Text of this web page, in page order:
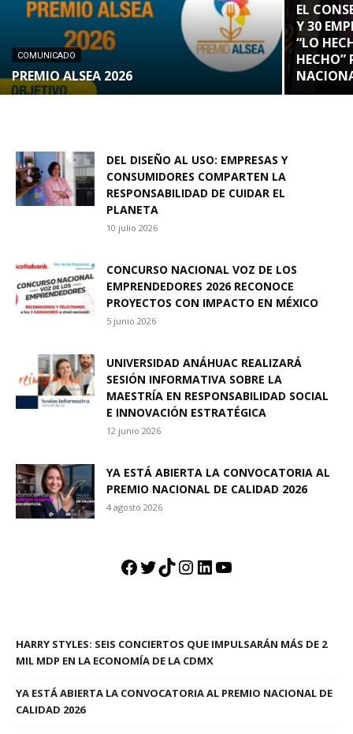
COMUNICADO
PREMIO ALSEA 2026
EL
Y 30
“LO
HECHO”
DEL DISEÑO AL USO: EMPRESAS Y
CONSUMIDORES COMPARTEN LA
RESPONSABILIDAD DE CUIDAR EL
PLANETA
10 julio 2026
CONCURSO NACIONAL VOZ DE LOS
EMPRENDEDORES 2026 RECONOCE
PROYECTOS CON IMPACTO EN MÉXICO
5 junio 2026
UNIVERSIDAD ANÁHUAC REALIZARÁ
SESIÓN INFORMATIVA SOBRE LA
MAESTRÍA EN RESPONSABILIDAD SOCIAL
E INNOVACIÓN ESTRATÉGICA
12 junio 2026
YA ESTÁ ABIERTA LA CONVOCATORIA AL
PREMIO NACIONAL DE CALIDAD 2026
4 agosto 2026
Facebook
Twitter
TikTok
Instagram
LinkedIn
YouTube
HARRY STYLES: SEIS CONCIERTOS QUE IMPULSARÁN MÁS DE 2
MIL MDP EN LA ECONOMÍA DE LA CDMX
YA ESTÁ ABIERTA LA CONVOCATORIA AL PREMIO NACIONAL DE
CALIDAD 2026